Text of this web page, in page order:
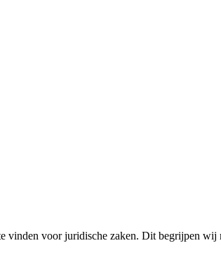
vinden voor juridische zaken. Dit begrijpen wij